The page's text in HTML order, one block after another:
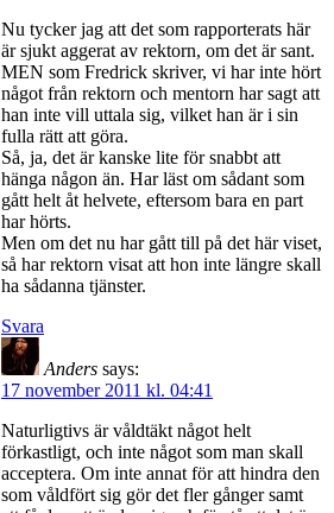
Nu tycker jag att det som rapporterats här
är sjukt aggerat av rektorn, om det är sant.
MEN som Fredrick skriver, vi har inte hört
något från rektorn och mentorn har sagt att
han inte vill uttala sig, vilket han är i sin
fulla rätt att göra.
Så, ja, det är kanske lite för snabbt att
hänga någon än. Har läst om sådant som
gått helt åt helvete, eftersom bara en part
har hörts.
Men om det nu har gått till på det här viset,
så har rektorn visat att hon inte längre skall
ha sådanna tjänster.
Svara
Anders says:
17 november 2011 kl. 04:41
Naturligtivs är våldtäkt något helt
förkastligt, och inte något som man skall
acceptera. Om inte annat för att hindra den
som våldfört sig gör det fler gånger samt